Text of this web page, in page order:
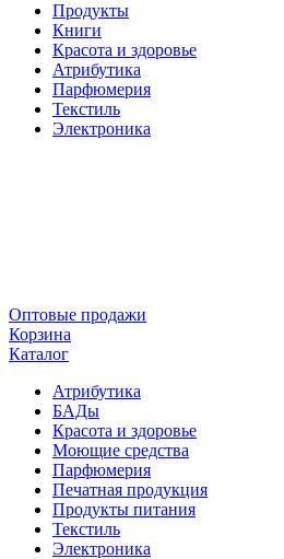
Продукты
Книги
Красота и здоровье
Атрибутика
Парфюмерия
Текстиль
Электроника
Оптовые продажи
Корзина
Каталог
Атрибутика
БАДы
Красота и здоровье
Моющие средства
Парфюмерия
Печатная продукция
Продукты питания
Текстиль
Электроника